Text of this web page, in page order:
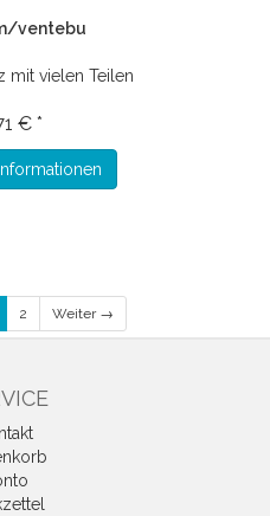
ventebu
mit vielen Teilen
€ *
2 Weiter →